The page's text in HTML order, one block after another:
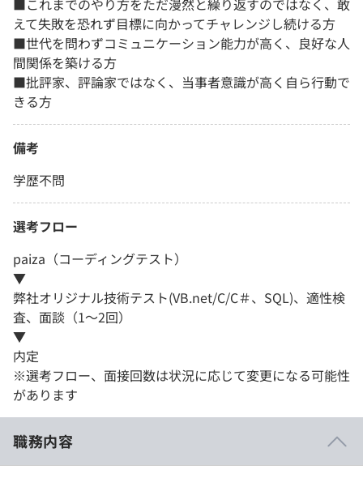
■これまでのやり方をただ漫然と繰り返すのではなく、敢
えて失敗を恐れず目標に向かってチャレンジし続ける方
■世代を問わずコミュニケーション能力が高く、良好な人
間関係を築ける方
■批評家、評論家ではなく、当事者意識が高く自ら行動で
きる方
備考
学歴不問
選考フロー
paiza（コーディングテスト）
▼
弊社オリジナル技術テスト(VB.net/C/C＃、SQL)、適性検
査、面談（1～2回）
▼
内定
※選考フロー、面接回数は状況に応じて変更になる可能性
があります
職務内容